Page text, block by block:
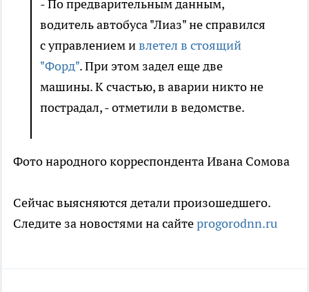
- По предварительным данным,
водитель автобуса "Лиаз" не справился
с управлением ивлетел в стоящий
"Форд". При этом задел еще две
машины. К счастью, в аварии никто не
пострадал, - отметили в ведомстве.
Фото народного корреспондента Ивана Сомова
Сейчас выясняются детали произошедшего.
Следите за новостями на сайтеprogorodnn.ru